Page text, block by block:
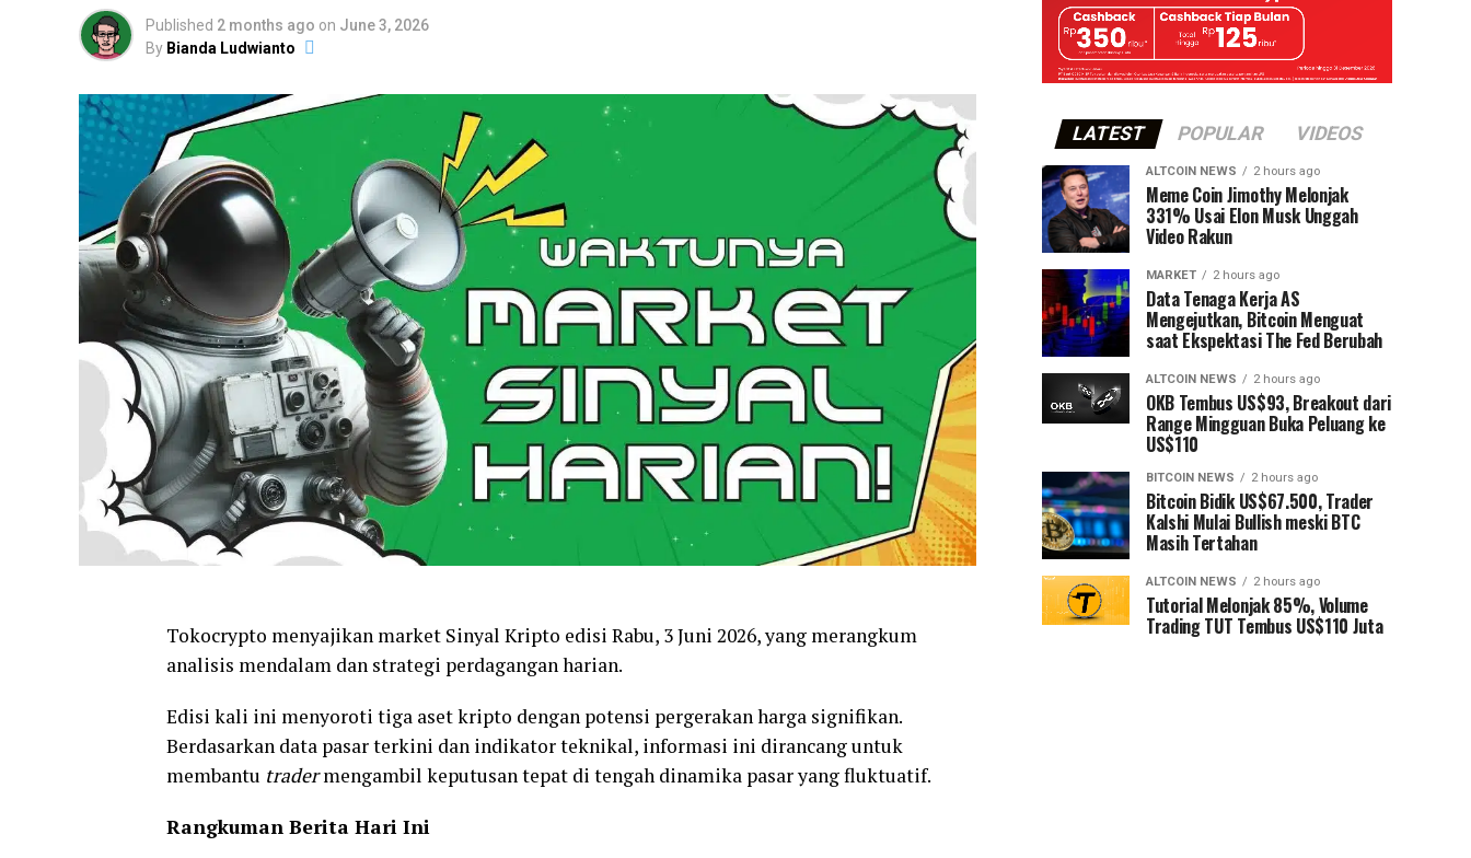
Published 2 months ago on June 3, 2026
By Bianda Ludwianto
Tokocrypto menyajikan market Sinyal Kripto edisi Rabu, 3 Juni 2026, yang merangkum
analisis mendalam dan strategi perdagangan harian.
Edisi kali ini menyoroti tiga aset kripto dengan potensi pergerakan harga signifikan.
Berdasarkan data pasar terkini dan indikator teknikal, informasi ini dirancang untuk
membantu tradermengambil keputusan tepat di tengah dinamika pasar yang fluktuatif.
Rangkuman Berita Hari Ini
LATEST POPULAR VIDEOS
ALTCOIN NEWS 2 hours ago
Meme Coin Jimothy Melonjak
331% Usai Elon Musk Unggah
Video Rakun
MARKET 2 hours ago
Data Tenaga Kerja AS
Mengejutkan, Bitcoin Menguat
saat Ekspektasi The Fed Berubah
ALTCOIN NEWS 2 hours ago
OKB Tembus US$93, Breakout dari
Range Mingguan Buka Peluang ke
US$110
BITCOIN NEWS 2 hours ago
Bitcoin Bidik US$67.500, Trader
Kalshi Mulai Bullish meski BTC
Masih Tertahan
ALTCOIN NEWS 2 hours ago
Tutorial Melonjak 85%, Volume
Trading TUT Tembus US$110 Juta